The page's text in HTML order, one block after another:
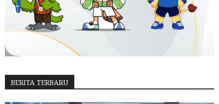
BERITA TERBARU